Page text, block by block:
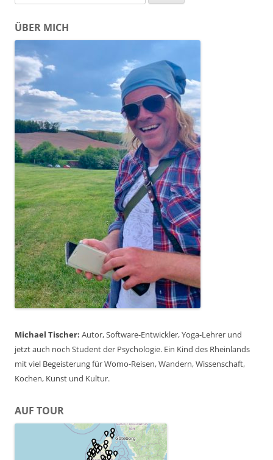
nach:
ÜBER MICH
Michael Tischer: Autor, Software-Entwickler, Yoga-Lehrer und
jetzt auch noch Student der Psychologie. Ein Kind des Rheinlands
mit viel Begeisterung für Womo-Reisen, Wandern, Wissenschaft,
Kochen, Kunst und Kultur.
AUF TOUR